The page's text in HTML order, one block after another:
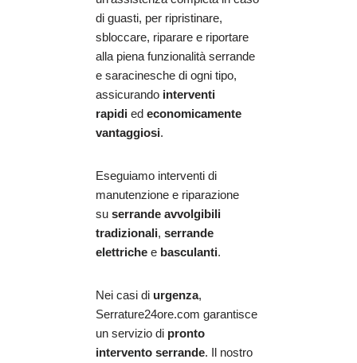
di guasti, per ripristinare,
sbloccare, riparare e riportare
alla piena funzionalità serrande
e saracinesche di ogni tipo,
assicurando interventi
rapidi ed economicamente
vantaggiosi.
Eseguiamo interventi di
manutenzione e riparazione
su serrande avvolgibili
tradizionali, serrande
elettriche e basculanti.
Nei casi di urgenza,
Serrature24ore.com garantisce
un servizio di pronto
intervento serrande. Il nostro